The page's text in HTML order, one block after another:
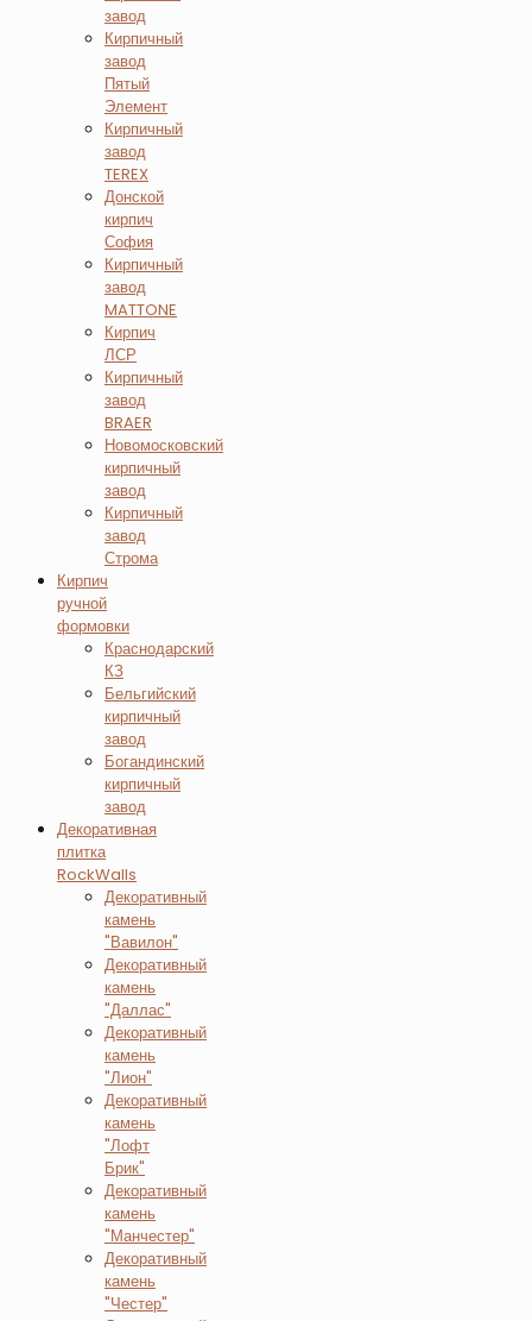
завод
Кирпичный
завод
Пятый
Элемент
Кирпичный
завод
TEREX
Донской
кирпич
София
Кирпичный
завод
MATTONE
Кирпич
ЛСР
Кирпичный
завод
BRAER
Новомосковский
кирпичный
завод
Кирпичный
завод
Строма
Кирпич
ручной
формовки
Краснодарский
КЗ
Бельгийский
кирпичный
завод
Богандинский
кирпичный
завод
Декоративная
плитка
RockWalls
Декоративный
камень
"Вавилон"
Декоративный
камень
"Даллас"
Декоративный
камень
"Лион"
Декоративный
камень
"Лофт
Брик"
Декоративный
камень
"Манчестер"
Декоративный
камень
"Честер"